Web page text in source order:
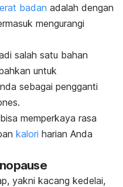
badan adalah dengan
mengurangi
salah satu bahan
untuk
sebagai pengganti
memperkaya rasa
kalori harian Anda
yakni kacang kedelai,